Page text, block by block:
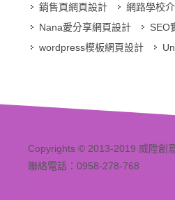
銷售頁網頁設計
網路學校
Nana愛分享網頁設計
SEO
wordpress模板網頁設計
Copyrights © 2013-2019 威陞創
聯絡電話：0958-278-768